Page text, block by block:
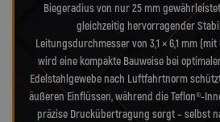
Biegeradius von nur 25 mm
gleichzeitig hervorragender
Leitungsdurchmesser von 3,1 × 6,1 mm (mit
wird eine kompakte Bauweise bei
Edelstahlgewebe nach Luftfahrtnorm
äußeren Einflüssen, während die Teflon®-
präzise Druckübertragung sorgt – selbst